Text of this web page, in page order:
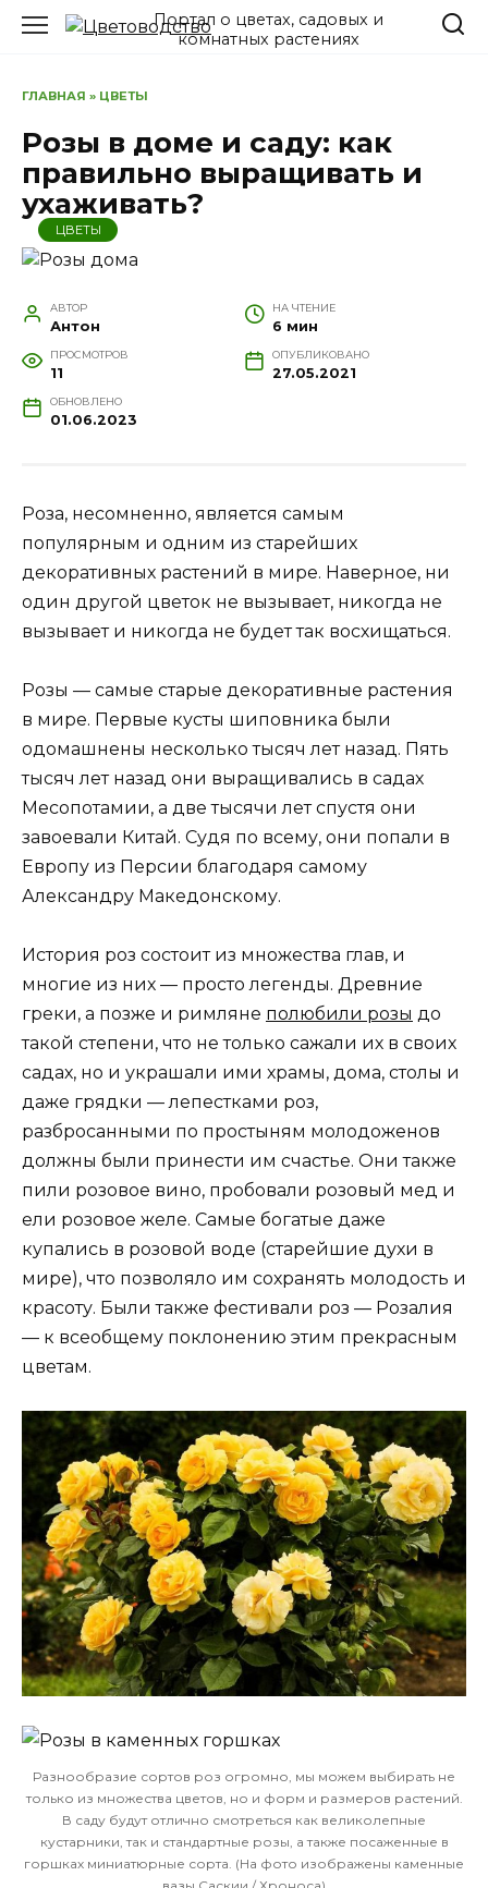
Перейти
Портал о цветах, садовых и
комнатных растениях
ГЛАВНАЯ » ЦВЕТЫ
Розы в доме и саду: как
правильно выращивать и
ухаживать?
ЦВЕТЫ
АВТОР
Антон
НА ЧТЕНИЕ
6 мин
ПРОСМОТРОВ
11
ОПУБЛИКОВАНО
27.05.2021
ОБНОВЛЕНО
01.06.2023
Роза, несомненно, является самым
популярным и одним из старейших
декоративных растений в мире. Наверное, ни
один другой цветок не вызывает, никогда не
вызывает и никогда не будет так восхищаться.
Розы — самые старые декоративные растения
в мире. Первые кусты шиповника были
одомашнены несколько тысяч лет назад. Пять
тысяч лет назад они выращивались в садах
Месопотамии, а две тысячи лет спустя они
завоевали Китай. Судя по всему, они попали в
Европу из Персии благодаря самому
Александру Македонскому.
История роз состоит из множества глав, и
многие из них — просто легенды. Древние
греки, а позже и римляне полюбили розы до
такой степени, что не только сажали их в своих
садах, но и украшали ими храмы, дома, столы и
даже грядки — лепестками роз,
разбросанными по простыням молодоженов
должны были принести им счастье. Они также
пили розовое вино, пробовали розовый мед и
ели розовое желе. Самые богатые даже
купались в розовой воде (старейшие духи в
мире), что позволяло им сохранять молодость и
красоту. Были также фестивали роз — Розалия
— к всеобщему поклонению этим прекрасным
цветам.
Разнообразие сортов роз огромно, мы можем выбирать не
только из множества цветов, но и форм и размеров растений.
В саду будут отлично смотреться как великолепные
кустарники, так и стандартные розы, а также посаженные в
горшках миниатюрные сорта. (На фото изображены каменные